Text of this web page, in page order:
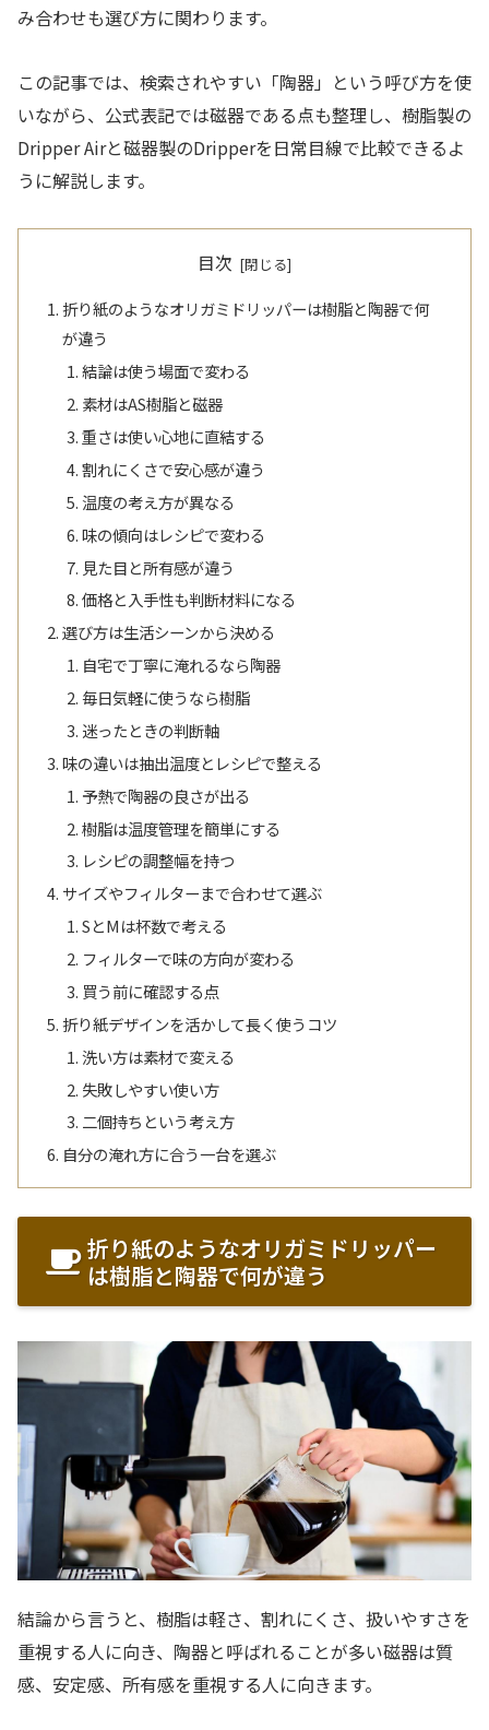
み合わせも選び方に関わります。
この記事では、検索されやすい「陶器」という呼び方を使
いながら、公式表記では磁器である点も整理し、樹脂製の
Dripper Airと磁器製のDripperを日常目線で比較できるよ
うに解説します。
目次
折り紙のようなオリガミドリッパーは樹脂と陶器で何
が違う
結論は使う場面で変わる
素材はAS樹脂と磁器
重さは使い心地に直結する
割れにくさで安心感が違う
温度の考え方が異なる
味の傾向はレシピで変わる
見た目と所有感が違う
価格と入手性も判断材料になる
選び方は生活シーンから決める
自宅で丁寧に淹れるなら陶器
毎日気軽に使うなら樹脂
迷ったときの判断軸
味の違いは抽出温度とレシピで整える
予熱で陶器の良さが出る
樹脂は温度管理を簡単にする
レシピの調整幅を持つ
サイズやフィルターまで合わせて選ぶ
SとMは杯数で考える
フィルターで味の方向が変わる
買う前に確認する点
折り紙デザインを活かして長く使うコツ
洗い方は素材で変える
失敗しやすい使い方
二個持ちという考え方
自分の淹れ方に合う一台を選ぶ
折り紙のようなオリガミドリッパー
は樹脂と陶器で何が違う
結論から言うと、樹脂は軽さ、割れにくさ、扱いやすさを
重視する人に向き、陶器と呼ばれることが多い磁器は質
感、安定感、所有感を重視する人に向きます。